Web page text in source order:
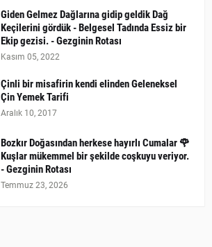
Giden Gelmez Dağlarına gidip geldik Dağ
Keçilerini gördük - Belgesel Tadında Essiz bir
Ekip gezisi. - Gezginin Rotası
Kasım 05, 2022
Çinli bir misafirin kendi elinden Geleneksel
Çin Yemek Tarifi
Aralık 10, 2017
Bozkır Doğasından herkese hayırlı Cumalar 🌹
Kuşlar mükemmel bir şekilde coşkuyu veriyor.
- Gezginin Rotası
Temmuz 23, 2026